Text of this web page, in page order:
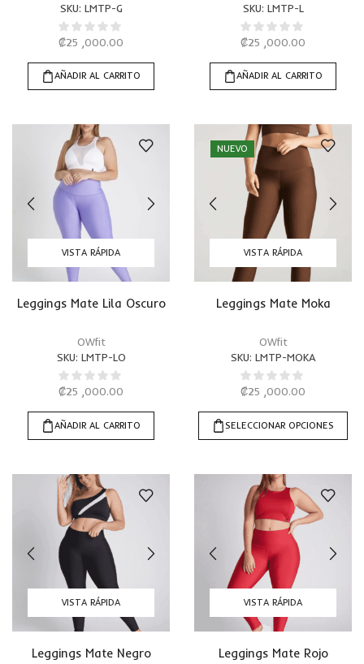
SKU: LMTP-G
₡25 ,000.00
AÑADIR AL CARRITO
SKU: LMTP-L
₡25 ,000.00
AÑADIR AL CARRITO
VISTA RÁPIDA
Leggings Mate Lila Oscuro
OWfit
SKU: LMTP-LO
₡25 ,000.00
AÑADIR AL CARRITO
NUEVO
VISTA RÁPIDA
Leggings Mate Moka
OWfit
SKU: LMTP-MOKA
₡25 ,000.00
SELECCIONAR OPCIONES
VISTA RÁPIDA
Leggings Mate Negro
VISTA RÁPIDA
Leggings Mate Rojo